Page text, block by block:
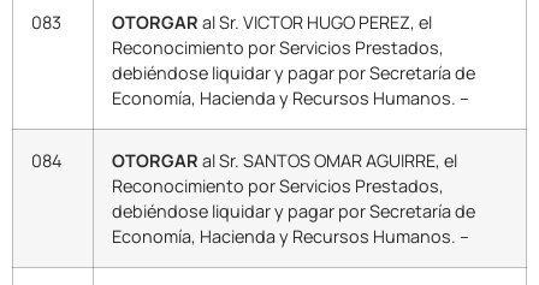
083 OTORGAR al Sr. VICTOR HUGO PEREZ, el
Reconocimiento por Servicios Prestados,
debiéndose liquidar y pagar por Secretaría de
Economía, Hacienda y Recursos Humanos. –
084 OTORGAR al Sr. SANTOS OMAR AGUIRRE, el
Reconocimiento por Servicios Prestados,
debiéndose liquidar y pagar por Secretaría de
Economía, Hacienda y Recursos Humanos. –